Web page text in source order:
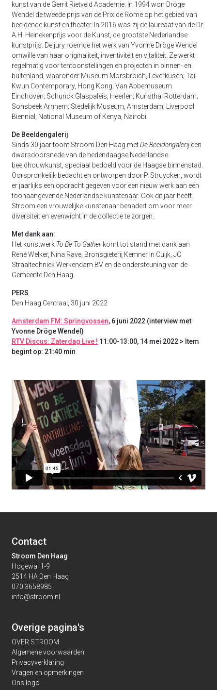
kunst van de Gerrit Rietveld Academie. In 1994 won Dröge
Wendel de tweede prijs van de Prix de Rome op het gebied van
beeldende kunst en theater. In 2016 was zij de laureaat van de Dr.
A.H. Heinekenprijs voor de Kunst, de grootste Nederlandse
kunstprijs. De jury roemde het werk van Yvonne Dröge Wendel
omwille van haar originaliteit, inventiviteit en vitaliteit. Ze werkt
regelmatig voor tentoonstellingen en projecten in binnen- en
buitenland, waaronder Museum Morsbroich, Leverkusen; Tai
Kwun Contemporary, Hong Kong; Van Abbemuseum
Eindhoven; Schunck Glaspaleis, Heerlen; Kunsthal Rotterdam;
Sonsbeek Arnhem; Stedelijk Museum, Amsterdam; Liverpool
Biennial; National Museum of Kenya, Nairobi.
De Beeldengalerij
Sinds 30 jaar toont Stroom Den Haag metDe Beeldengalerij een
dwarsdoorsnede van de hedendaagse Nederlandse
beeldhouwkunst, speciaal bedoeld voor de Haagse binnenstad.
Oorspronkelijk bedacht en ontworpen door P. Struycken, wordt
er jaarlijks een opdracht gegeven voor een nieuw werk aan een
toonaangevende Nederlandse kunstenaar. Ook dit jaar heeft
Stroom een vrouwelijke kunstenaar benadert om voor meer
diversiteit en evenwicht in de collectie te zorgen.
Met dank aan:
Het kunstwerk To Be To Gather komt tot stand met dank aan
René Welker, Nina Rave, Bronsgieterij Kemner in Cuijk, JC
Straaltechniek Werkendam BV en de ondersteuning van de
Gemeente Den Haag.
PERS
Den Haag Centraal, 30 juni 2022
Amsterdam FM: Springvossen, 6 juni 2022 (interview met
Yvonne Dröge Wendel)
RTV Discus: Zaterdag Live ! 11:00-13:00, 14 mei 2022 > Item
begint op: 21:40 min
Contact
Stroom Den Haag
Hogewal 1-9
2514 HA Den Haag
070 3658985
info@stroom.nl
Overige pagina's
OVER STROOM
Algemene voorwaarden
Privacyverklaring
Vragen en opmerkingen
Ons logo